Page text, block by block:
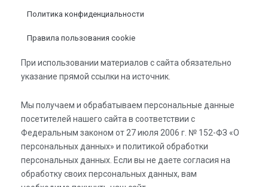
Политика конфиденциальности
Правила пользования cookie
При использовании материалов с сайта обязательно
указание прямой ссылки на источник.
Мы получаем и обрабатываем персональные данные
посетителей нашего сайта в соответствии с
Федеральным законом от 27 июля 2006 г. № 152-ФЗ «О
персональных данных» и политикой обработки
персональных данных. Если вы не даете согласия на
обработку своих персональных данных, вам